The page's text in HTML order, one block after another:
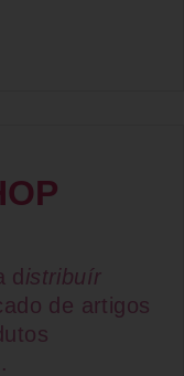
d istribuír
de artigos
.